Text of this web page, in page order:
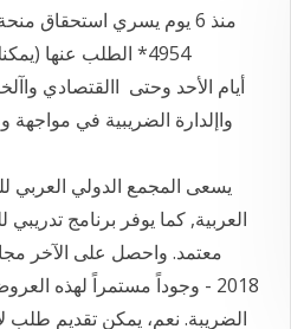
منذ 6 يوم يسري
واإلدارة الضريبية في مواجهة
يسعى المجمع الدولي العربي
العربية, كما يوفر برنامج
معتمد. واحصل على الآخر
2018 - وجوداً مستمراً لهذه